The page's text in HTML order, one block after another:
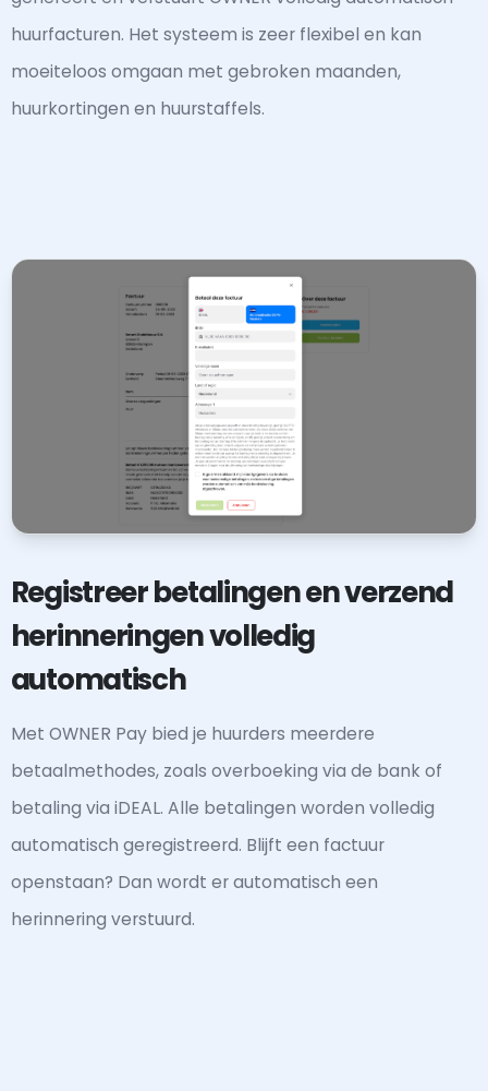
huurfacturen. Het systeem is zeer flexibel en kan
moeiteloos omgaan met gebroken maanden,
huurkortingen en huurstaffels.
Registreer betalingen en verzend
herinneringen volledig
automatisch
Met OWNER Pay bied je huurders meerdere
betaalmethodes, zoals overboeking via de bank of
betaling via iDEAL. Alle betalingen worden volledig
automatisch geregistreerd. Blijft een factuur
openstaan? Dan wordt er automatisch een
herinnering verstuurd.